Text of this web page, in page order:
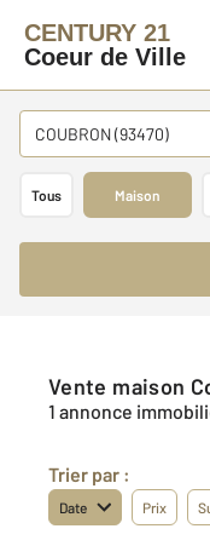
CENTURY 21
Coeur de Ville
COUBRON (93470)
Tous Maison
Vente maison
1 annonce
Trier par :
Date Prix